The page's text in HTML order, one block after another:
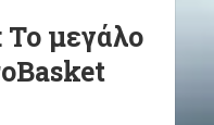
Το μεγάλο